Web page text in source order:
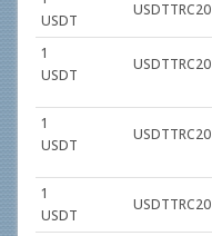
USDT
USDTTRC20
1
USDT
USDTTRC20
1
USDT
USDTTRC20
1
USDT
USDTTRC20